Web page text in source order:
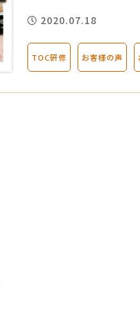
2020.07.18
TOC研修 お客様の声